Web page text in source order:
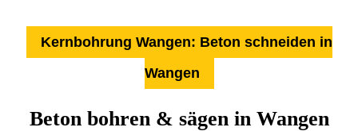
Kernbohrung Wangen: Beton schneiden in
Wangen
Beton bohren & sägen in Wangen